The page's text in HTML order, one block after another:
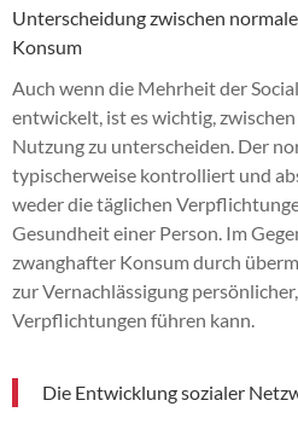
Unterscheidung zwischen
Konsum
Auch wenn die Mehrheit der
entwickelt, ist es wichtig,
Nutzung zu unterscheiden. Der
typischerweise kontrolliert und
weder die täglichen
Gesundheit einer Person. Im
zwanghafter Konsum durch
zur Vernachlässigung
Verpflichtungen führen kann.
Die Entwicklung sozialer